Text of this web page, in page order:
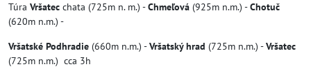
Túra Vršatec chata (725m n. m.) -Chmeľová (925m n.m.) -Chotuč
(620m n.m.) -
Vršatské Podhradie (660m n.m.) -Vršatský hrad (725m n.m.) -Vršatec
(725m n.m.) cca 3h